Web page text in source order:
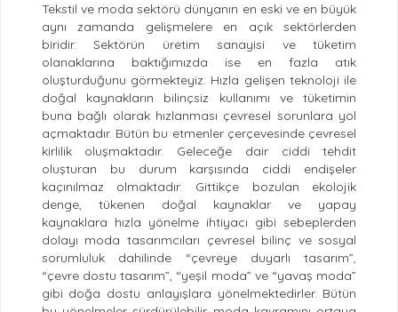
Tekstil ve moda sektörü dünyanın en eski ve en büyük
aynı zamanda gelişmelere en açık sektörlerden
biridir. Sektörün üretim sanayisi ve tüketim
olanaklarına baktığımızda ise en fazla atık
oluşturduğunu görmekteyiz. Hızla gelişen teknoloji ile
doğal kaynakların bilinçsiz kullanımı ve tüketimin
buna bağlı olarak hızlanması çevresel sorunlara yol
açmaktadır. Bütün bu etmenler çerçevesinde çevresel
kirlilik oluşmaktadır. Geleceğe dair ciddi tehdit
oluşturan bu durum karşısında ciddi endişeler
kaçınılmaz olmaktadır. Gittikçe bozulan ekolojik
denge, tükenen doğal kaynaklar ve yapay
kaynaklara hızla yönelme ihtiyacı gibi sebeplerden
dolayı moda tasarımcıları çevresel bilinç ve sosyal
sorumluluk dahilinde “çevreye duyarlı tasarım”,
“çevre dostu tasarım”, “yeşil moda” ve “yavaş moda”
gibi doğa dostu anlayışlara yönelmektedirler. Bütün